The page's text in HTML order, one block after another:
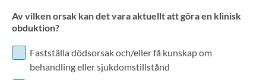
Av vilken orsak kan det vara aktuellt att göra en klinisk
obduktion?
Fastställa dödsorsak och/eller få kunskap om
behandling eller sjukdomstillstånd